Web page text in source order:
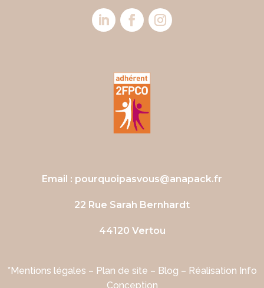
Email : pourquoipasvous@anapack.fr
22 Rue Sarah Bernhardt
44120 Vertou
*Mentions légales – Plan de site – Blog – Réalisation Info
Conception